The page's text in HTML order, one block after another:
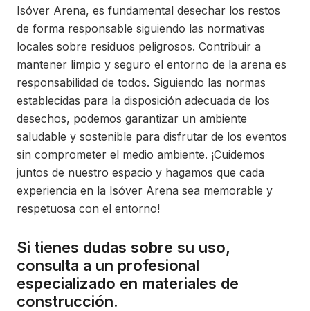
Isóver Arena, es fundamental desechar los restos
de forma responsable siguiendo las normativas
locales sobre residuos peligrosos. Contribuir a
mantener limpio y seguro el entorno de la arena es
responsabilidad de todos. Siguiendo las normas
establecidas para la disposición adecuada de los
desechos, podemos garantizar un ambiente
saludable y sostenible para disfrutar de los eventos
sin comprometer el medio ambiente. ¡Cuidemos
juntos de nuestro espacio y hagamos que cada
experiencia en la Isóver Arena sea memorable y
respetuosa con el entorno!
Si tienes dudas sobre su uso,
consulta a un profesional
especializado en materiales de
construcción.